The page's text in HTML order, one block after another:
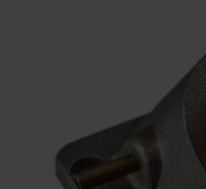
Montage/
e Hanvo PE304 1 par
20KR